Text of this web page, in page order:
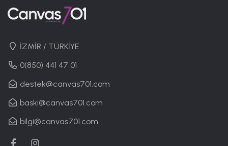
İZMİR / TÜRKİYE
0(850) 441 47 01
destek@canvas701.com
baski@canvas701.com
bilgi@canvas701.com